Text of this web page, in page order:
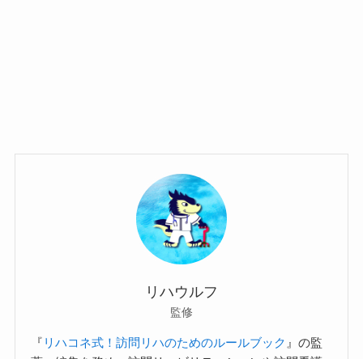
リハウルフ
監修
『 リハコネ式！訪問リハのためのルールブック 』の監